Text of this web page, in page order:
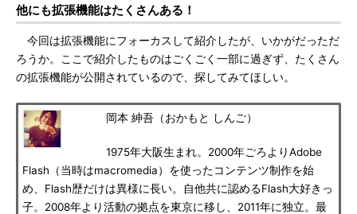
他にも拡張機能はたくさんある！
今回は拡張機能にフォーカスして紹介したが、いかがだっただ
ろうか。ここで紹介したものはごくごく一部に過ぎず、たくさん
の拡張機能が公開されているので、探してみてほしい。
岡本 紳吾（おかもと しんご）
1975年大阪生まれ。2000年ごろよりAdobe
Flash（当時はmacromedia）を使ったコンテンツ制作を始
め、Flash歴だけは異様に長い。自他共に認めるFlash大好きっ
子。2008年より活動の拠点を東京に移し、2011年に独立。最